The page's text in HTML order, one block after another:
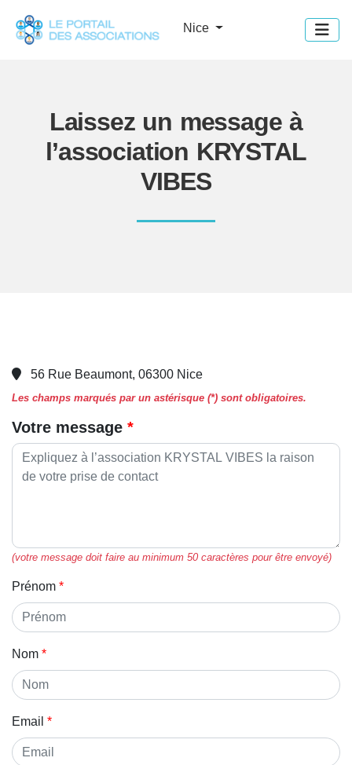
Nice
Laissez un message à
l’association KRYSTAL
VIBES
56 Rue Beaumont, 06300 Nice
Les champs marqués par un astérisque (*) sont obligatoires.
Votre message
(votre message doit faire au minimum 50 caractères pour être envoyé)
Prénom
Nom
Email